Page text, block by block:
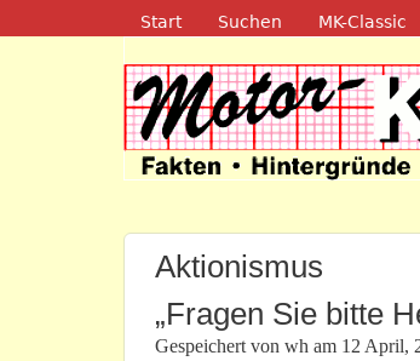
Navigation
Start Suchen MK-Classic
Motor-
Aktionismus
„Fragen Sie bitte
Gespeichert von wh am 12 April,